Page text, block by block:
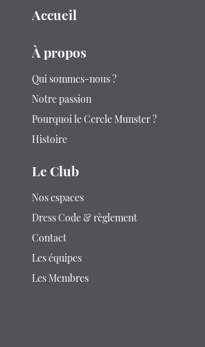
Accueil
À propos
Qui sommes-nous ?
Notre passion
Pourquoi le Cercle Munster ?
Histoire
Le Club
Nos espaces
Dress Code & règlement
Contact
Les équipes
Les Membres